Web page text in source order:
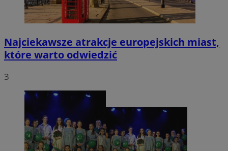
Najciekawsze atrakcje europejskich miast,
które warto odwiedzić
3